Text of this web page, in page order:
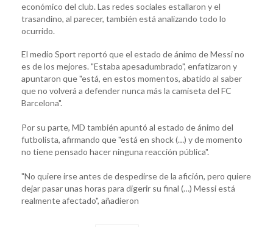
económico del club. Las redes sociales estallaron y el
trasandino, al parecer, también está analizando todo lo
ocurrido.
El medio Sport reportó que el estado de ánimo de Messi no
es de los mejores. "Estaba apesadumbrado", enfatizaron y
apuntaron que "está, en estos momentos, abatido al saber
que no volverá a defender nunca más la camiseta del FC
Barcelona".
Por su parte, MD también apuntó al estado de ánimo del
futbolista, afirmando que "está en shock (…) y de momento
no tiene pensado hacer ninguna reacción pública".
"No quiere irse antes de despedirse de la afición, pero quiere
dejar pasar unas horas para digerir su final (…) Messi está
realmente afectado", añadieron